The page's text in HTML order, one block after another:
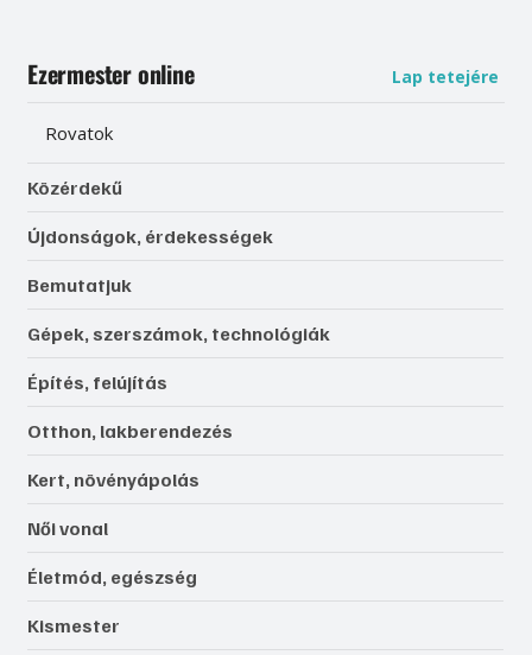
Ezermester online Lap tetejére
Rovatok
Közérdekű
Újdonságok, érdekességek
Bemutatjuk
Gépek, szerszámok, technológiák
Építés, felújítás
Otthon, lakberendezés
Kert, növényápolás
Női vonal
Életmód, egészség
Kismester